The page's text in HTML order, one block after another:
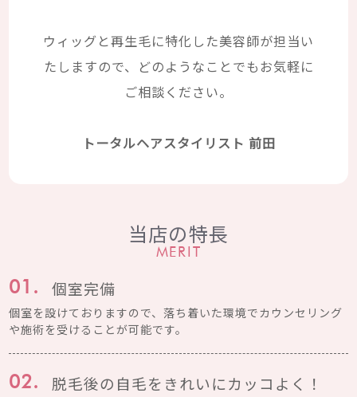
ウィッグと再生毛に特化した美容師が担当い
たしますので、どのようなことでもお気軽に
ご相談ください。
トータルヘアスタイリスト 前田
MERIT
当店の特長
01. 個室完備
個室を設けておりますので、落ち着いた環境でカウンセリング
や施術を受けることが可能です。
02. 脱毛後の自毛をきれいにカッコよく！